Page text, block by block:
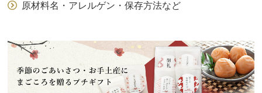
原材料名・アレルゲン・保存方法など